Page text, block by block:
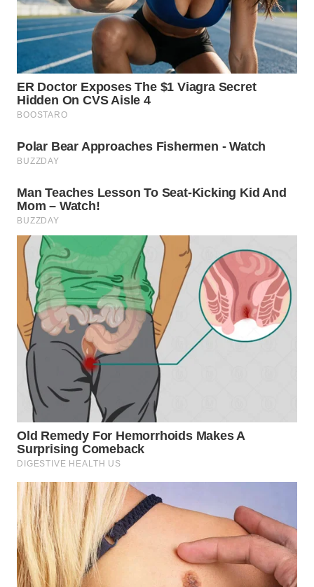
CO ID
WAHANANEWS
NET
WAHANA
SPORT
WAHANA
UMKM
WAHANA
SELEB
WAHANA
PERSONA
WAHANA
OTOMOTIF
WAHANA
HEALTH
WAHANA
DESA
WISATA
WAHANA
Wahana
Network
KONSUMEN